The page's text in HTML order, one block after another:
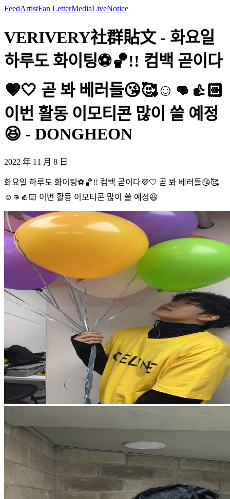
FeedArtistFan LetterMediaLiveNotice
VERIVERY社群貼文 - 화요일
하루도 화이팅⚽️🏀!! 컴백 곧이다
💜🤍 곧 봐 베러들😘🥰☺️👊👍🏻
이번 활동 이모티콘 많이 쓸 예정
😆 - DONGHEON
2022 年 11 月 8 日
화요일 하루도 화이팅⚽️🏀!! 컴백 곧이다💜🤍 곧 봐 베러들😘🥰
☺️👊👍🏻 이번 활동 이모티콘 많이 쓸 예정😆